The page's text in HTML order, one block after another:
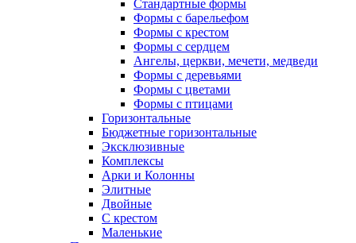
Стандартные формы
Формы с барельефом
Формы с крестом
Формы с сердцем
Ангелы, церкви, мечети, медведи
Формы с деревьями
Формы с цветами
Формы с птицами
Горизонтальные
Бюджетные горизонтальные
Эксклюзивные
Комплексы
Арки и Колонны
Элитные
Двойные
С крестом
Маленькие